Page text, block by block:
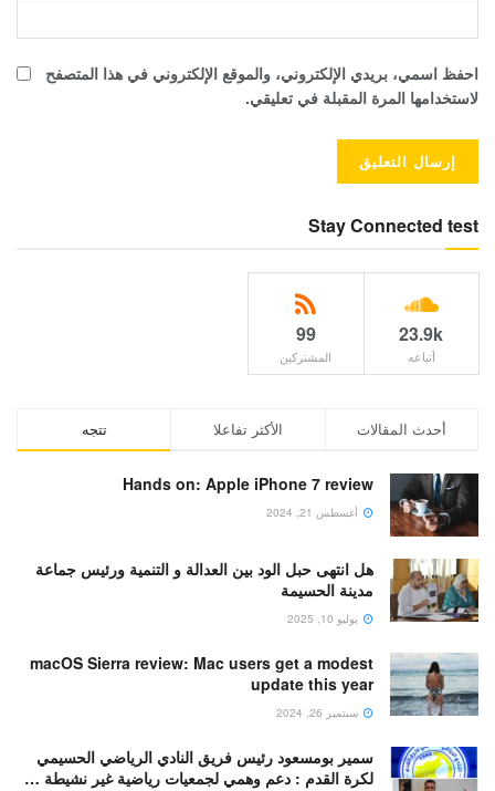
احفظ اسمي، بريدي الإلكتروني، والموقع الإلكتروني في هذا المتصفح
لاستخدامها المرة المقبلة في تعليقي.
Stay Connected test
23.9k
أتباعه
99
المشتركين
تتجه الأكثر تفاعلا أحدث المقالات
Hands on: Apple iPhone 7 review
أغسطس 21, 2024
هل انتهى حبل الود بين العدالة و التنمية ورئيس جماعة
مدينة الحسيمة
يوليو 10, 2025
macOS Sierra review: Mac users get a modest
update this year
سبتمبر 26, 2024
سمير بومسعود رئيس فريق النادي الرياضي الحسيمي
لكرة القدم : دعم وهمي لجمعيات رياضية غير نشيطة …